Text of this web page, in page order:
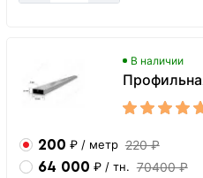
В наличии
200 ₽ / метр 220 ₽
64 000 ₽ / тн. 70400 ₽